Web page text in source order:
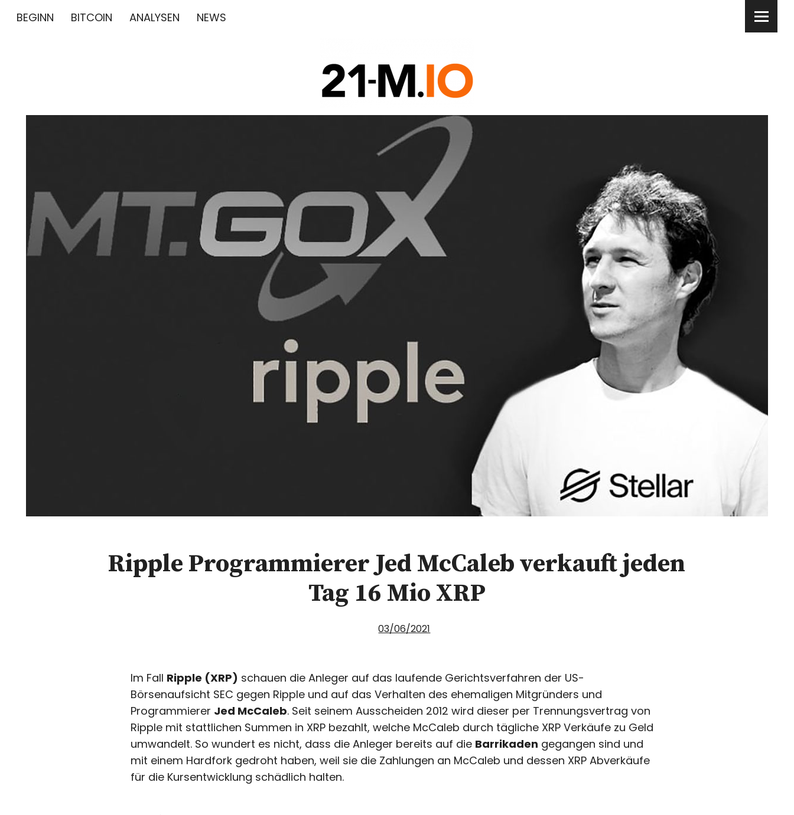
BEGINN BITCOIN ANALYSEN NEWS
∞/21M BITCOIN
Ripple Programmierer Jed McCaleb verkauft jeden
Tag 16 Mio XRP
03/06/2021
Im Fall Ripple (XRP) schauen die Anleger auf das laufende Gerichtsverfahren der US-
Börsenaufsicht SEC gegen Ripple und auf das Verhalten des ehemaligen Mitgründers und
Programmierer Jed McCaleb. Seit seinem Ausscheiden 2012 wird dieser per Trennungsvertrag von
Ripple mit stattlichen Summen in XRP bezahlt, welche McCaleb durch tägliche XRP Verkäufe zu Geld
umwandelt. So wundert es nicht, dass die Anleger bereits auf die Barrikaden gegangen sind und
mit einem Hardfork gedroht haben, weil sie die Zahlungen an McCaleb und dessen XRP Abverkäufe
für die Kursentwicklung schädlich halten.